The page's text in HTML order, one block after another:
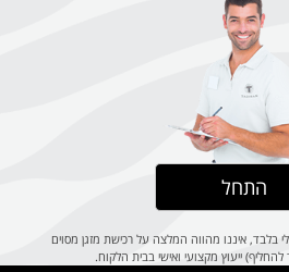
התחל
בלבד, איננו מהווה המלצה על רכישת מזגן מסוים
להחליף) ייעוץ מקצועי ואישי בבית הלקוח.